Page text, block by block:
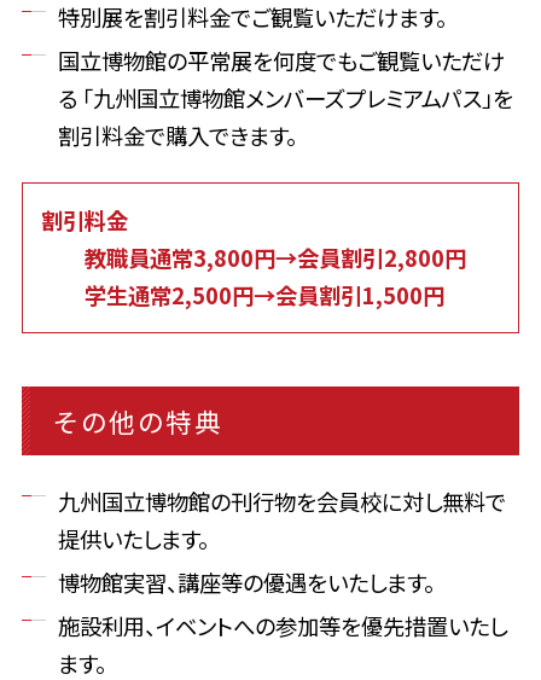
特別展を割引料金でご観覧いただけます。
国立博物館の平常展を何度でもご観覧いただけ
る 「九州国立博物館メンバーズプレミアムパス」を
割引料金で購入できます。
割引料金
教職員通常3,800円→会員割引2,800円
学生通常2,500円→会員割引1,500円
その他の特典
九州国立博物館の刊行物を会員校に対し無料で
提供いたします。
博物館実習、講座等の優遇をいたします。
施設利用、イベントへの参加等を優先措置いたし
ます。